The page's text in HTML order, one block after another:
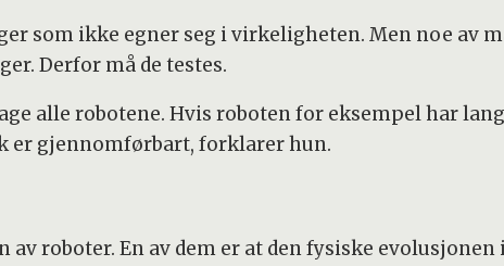
som ikke egner seg i virkeligheten. Men noe av
Derfor må de testes.
alle robotene. Hvis roboten for eksempel har
er gjennomførbart, forklarer hun.
roboter. En av dem er at den fysiske